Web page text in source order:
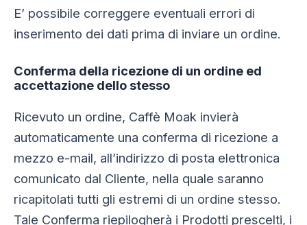
E’ possibile correggere eventuali errori di
inserimento dei dati prima di inviare un ordine.
Conferma della ricezione di un ordine ed
accettazione dello stesso
Ricevuto un ordine, Caffè Moak invierà
automaticamente una conferma di ricezione a
mezzo e-mail, all’indirizzo di posta elettronica
comunicato dal Cliente, nella quale saranno
ricapitolati tutti gli estremi di un ordine stesso.
Tale Conferma riepilogherà i Prodotti prescelti, i